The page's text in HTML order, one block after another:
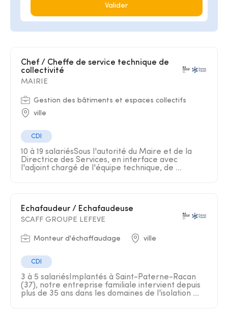
Valider
Chef / Cheffe de service technique de
collectivité
MAIRIE
Gestion des bâtiments et espaces collectifs
ville
CDI
10 à 19 salariésSous l'autorité du Maire et de la
Directrice des Services, en interface avec
l'adjoint chargé de l'équipe technique, de ...
Echafaudeur / Echafaudeuse
SCAFF GROUPE LEFEVE
Monteur d'échaffaudage ville
CDI
3 à 5 salariésImplantés à Saint-Paterne-Racan
(37), notre entreprise familiale intervient depuis
plus de 35 ans dans les domaines de l'isolation ...